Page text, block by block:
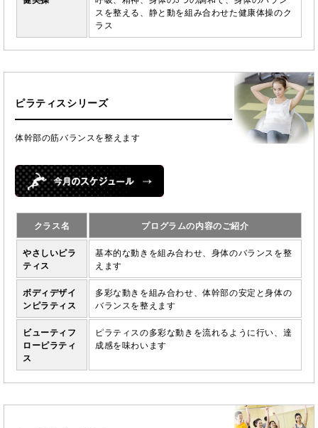
スを整える、静と動を組み合わせた健康体操のク
ラス
ピラティスシリーズ
体幹部の筋バランスを整えます
クラス名 プログラムの内容のご紹介
やさしいピラ
ティス
基本的な動きを組み合わせ、身体のバランスを整
えます
ボディデザイ
ンピラティス
多彩な動きを組み合わせ、体幹部の安定と身体の
バランスを整えます
ビューティフ
ローピラティ
ス
ピラティスの多彩な動きを流れるように行い、達
成感を味わいます